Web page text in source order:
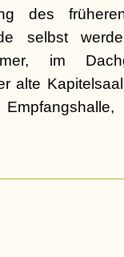
des
selbst
im
alte